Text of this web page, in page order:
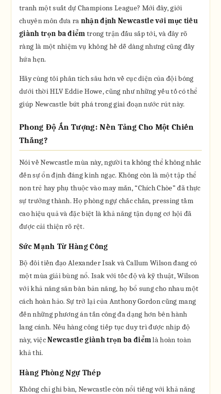
tranh một suất dự Champions League? Mới đây, giới
chuyên môn đưa ra nhận định Newcastle với mục tiêu
giành trọn ba điểm trong trận đấu sắp tới, và đây rõ
ràng là một nhiệm vụ không hề dễ dàng nhưng cũng đầy
hứa hẹn.
Hãy cùng tôi phân tích sâu hơn về cục diện của đội bóng
dưới thời HLV Eddie Howe, cũng như những yếu tố có thể
giúp Newcastle bứt phá trong giai đoạn nước rút này.
Phong Độ Ấn Tượng: Nền Tảng Cho Một Chiến
Thắng?
Nói về Newcastle mùa này, người ta không thể không nhắc
đến sự ổn định đáng kinh ngạc. Không còn là một tập thể
non trẻ hay phụ thuộc vào may mắn, “Chích Chòe” đã thực
sự trưởng thành. Họ phòng ngự chắc chắn, pressing tầm
cao hiệu quả và đặc biệt là khả năng tận dụng cơ hội đã
được cải thiện rõ rệt.
Sức Mạnh Từ Hàng Công
Bộ đôi tiền đạo Alexander Isak và Callum Wilson đang có
một mùa giải bùng nổ. Isak với tốc độ và kỹ thuật, Wilson
với khả năng săn bàn bản năng, họ bổ sung cho nhau một
cách hoàn hảo. Sự trở lại của Anthony Gordon cũng mang
đến những phương án tấn công đa dạng hơn bên hành
lang cánh. Nếu hàng công tiếp tục duy trì được nhịp độ
này, việcNewcastle giành trọn ba điểmlà hoàn toàn
khả thi.
Hàng Phòng Ngự Thép
Không chỉ ghi bàn, Newcastle còn nổi tiếng với khả năng